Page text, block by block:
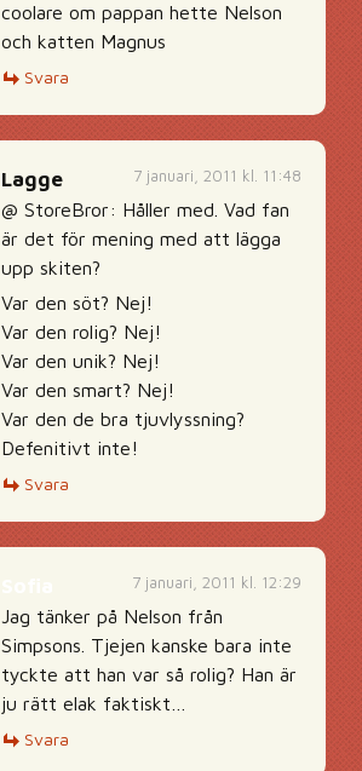
coolare om pappan hette Nelson
och katten Magnus
Svara
7 januari, 2011 kl. 11:48
Lagge
@ StoreBror: Håller med. Vad fan
är det för mening med att lägga
upp skiten?
Var den söt? Nej!
Var den rolig? Nej!
Var den unik? Nej!
Var den smart? Nej!
Var den de bra tjuvlyssning?
Defenitivt inte!
Svara
7 januari, 2011 kl. 12:29
Jag tänker på Nelson från
Simpsons. Tjejen kanske bara inte
tyckte att han var så rolig? Han är
ju rätt elak faktiskt…
Svara